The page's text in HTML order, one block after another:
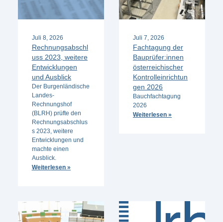
Juli 8, 2026
Rechnungsabschl
uss 2023, weitere
Entwicklungen
und Ausblick
Der Burgenländische
Landes-
Rechnungshof
(BLRH) prüfte den
Rechnungsabschlus
s 2023, weitere
Entwicklungen und
machte einen
Ausblick.
Weiterlesen »
Juli 7, 2026
Fachtagung der
Bauprüfer:innen
österreichischer
Kontrolleinrichtun
gen 2026
Bauchfachtagung
2026
Weiterlesen »